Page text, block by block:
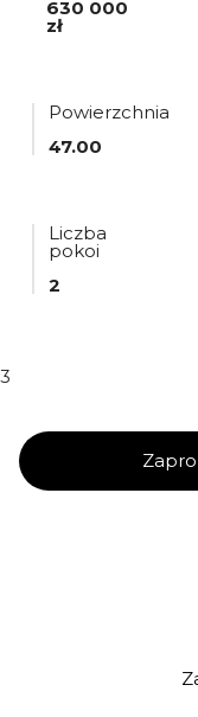
630 000
zł
Powierzchnia
47.00
Liczba
pokoi
2
3